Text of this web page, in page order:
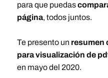
para que puedas
página, todos juntos.
Te presento un resumen
para visualización de
en mayo del 2020.